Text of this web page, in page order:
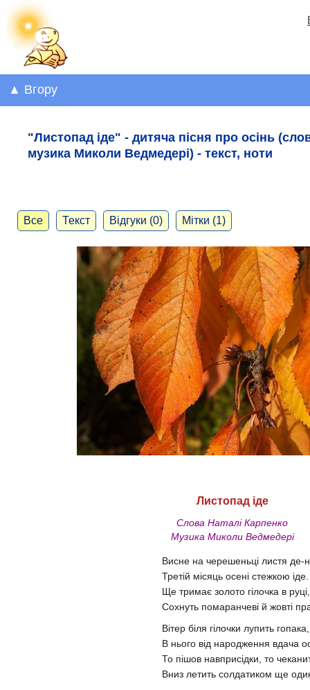
▲ Вгору
"Листопад іде" - дитяча пісня про осінь
музика Миколи Ведмедері) - текст, ноти
Все Текст Відгуки (0) Мітки (1)
Листопад іде
Слова Наталі Карпенко
Музика Миколи Ведмедері
Висне на черешеньці листя де-
Третій місяць осені стежкою
Ще тримає золото гілочка в руці,
Сохнуть помаранчеві й жовті
Вітер біля гілочки лупить гопака,
В нього від народження вдача
То пішов навприсідки, то
Вниз летить солдатиком ще